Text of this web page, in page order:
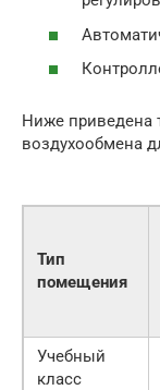
Ниже приведена
воздухообмена
Тип
помещения
Учебный
класс